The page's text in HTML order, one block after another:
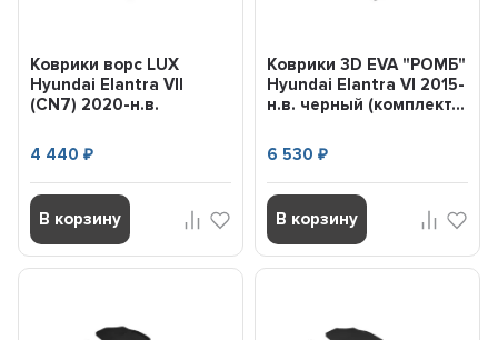
Коврики ворс LUX
Hyundai Elantra VII
(CN7) 2020-н.в.
96087
4 440₽
В корзину
Коврики 3D EVA "РОМБ"
Hyundai Elantra VI 2015-
н.в. черный (комплект...
6 530 ₽
В корзину